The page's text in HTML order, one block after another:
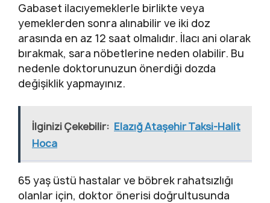
Gabaset ilacıyemeklerle birlikte veya
yemeklerden sonra alınabilir ve iki doz
arasında en az 12 saat olmalıdır. İlacı ani olarak
bırakmak, sara nöbetlerine neden olabilir. Bu
nedenle doktorunuzun önerdiği dozda
değişiklik yapmayınız.
İlginizi Çekebilir: Elazığ Ataşehir Taksi-Halit
Hoca
65 yaş üstü hastalar ve böbrek rahatsızlığı
olanlar için, doktor önerisi doğrultusunda